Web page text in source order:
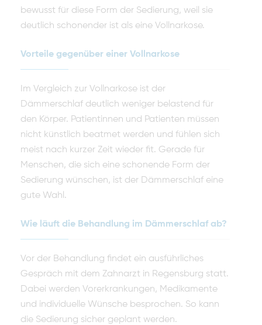
bewusst für diese Form der Sedierung, weil sie
deutlich schonender ist als eine Vollnarkose.
Vorteile gegenüber einer Vollnarkose
Im Vergleich zur Vollnarkose ist der
Dämmerschlaf deutlich weniger belastend für
den Körper. Patientinnen und Patienten müssen
nicht künstlich beatmet werden und fühlen sich
meist nach kurzer Zeit wieder fit. Gerade für
Menschen, die sich eine schonende Form der
Sedierung wünschen, ist der Dämmerschlaf eine
gute Wahl.
Wie läuft die Behandlung im Dämmerschlaf ab?
Vor der Behandlung findet ein ausführliches
Gespräch mit dem Zahnarzt in Regensburg statt.
Dabei werden Vorerkrankungen, Medikamente
und individuelle Wünsche besprochen. So kann
die Sedierung sicher geplant werden.